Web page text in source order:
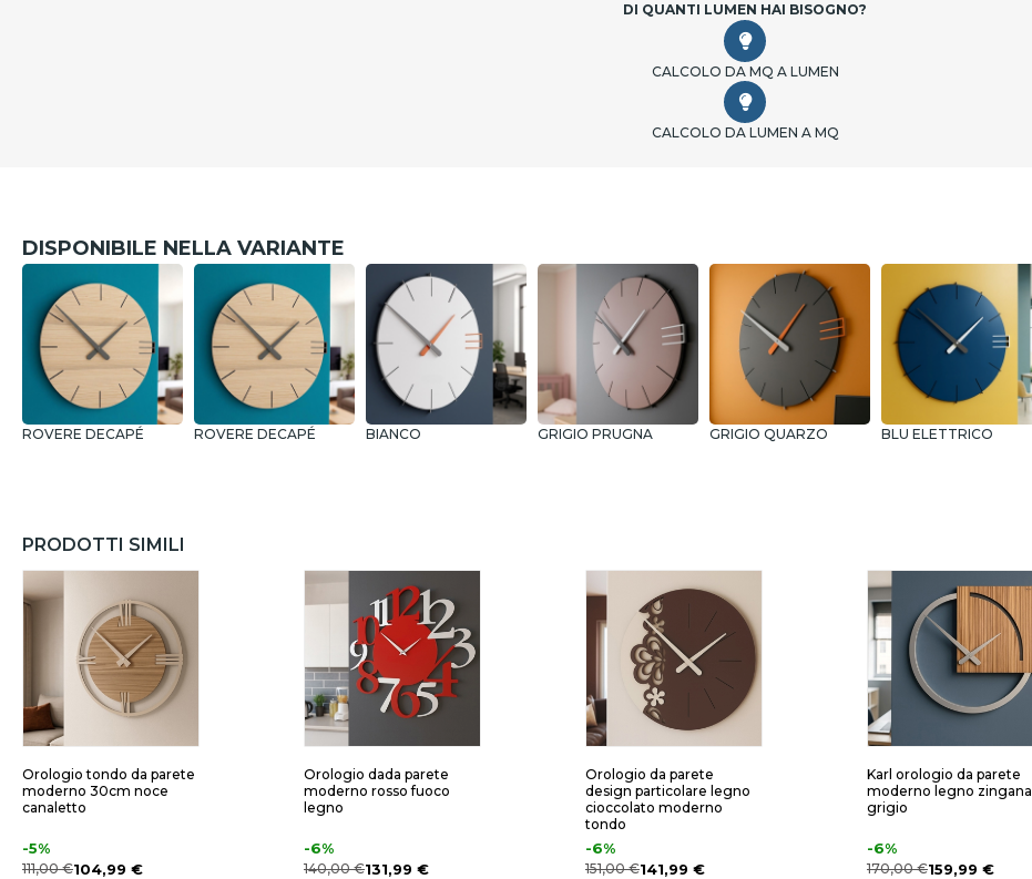
DI QUANTI LUMEN HAI BISOGNO?
CALCOLO DA MQ A LUMEN
CALCOLO DA LUMEN A MQ
DISPONIBILE NELLA VARIANTE
ROVERE DECAPÉ ROVERE DECAPÉ BIANCO GRIGIO PRUGNA GRIGIO QUARZO BLU ELETTRICO
PRODOTTI SIMILI
Orologio tondo da parete
moderno 30cm noce
canaletto
-5%
111,00 €104,99 €
Orologio dada parete
moderno rosso fuoco
legno
-6%
140,00 €131,99 €
Orologio da parete
design particolare legno
cioccolato moderno
tondo
-6%
151,00 €141,99 €
Karl orologio da parete
moderno legno zingana
grigio
-6%
170,00 €159,99 €